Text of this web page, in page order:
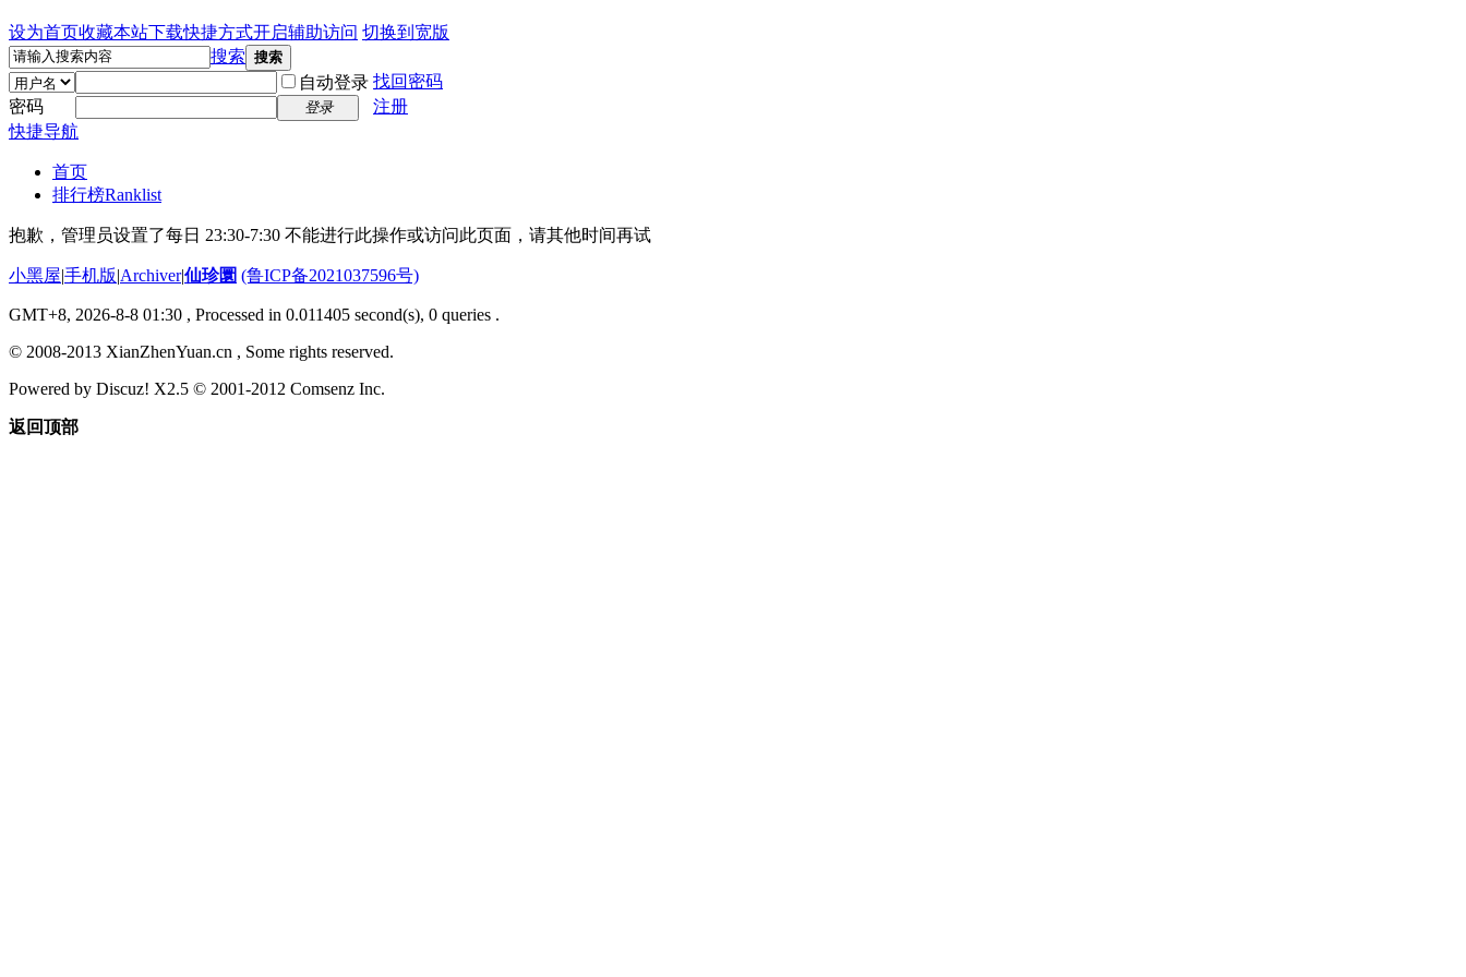
设为首页收藏本站下载快捷方式开启辅助访问 切换到宽版
搜索 搜索
自动登录 找回密码
密码
登录
注册
快捷导航
首页
排行榜Ranklist
抱歉，管理员设置了每日 23:30-7:30 不能进行此操作或访问此页面，请其他时间再试
小黑屋|手机版|Archiver|仙珍圜 (鲁ICP备2021037596号)
GMT+8, 2026-8-8 01:30 , Processed in 0.011405 second(s), 0 queries .
© 2008-2013 XianZhenYuan.cn , Some rights reserved.
Powered by Discuz! X2.5 © 2001-2012 Comsenz Inc.
返回顶部